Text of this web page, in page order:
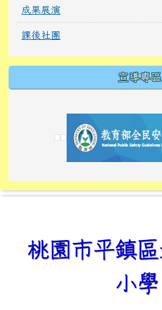
成果展演
課後社團
宣導專區
link
link
link
link
link
link
link
link
link
link
link
桃園市平鎮
小學